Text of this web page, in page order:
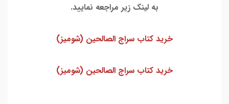
به لینک زیر مراجعه نمایید.
خرید کتاب سراج الصالحین (شومیز)
خرید کتاب سراج الصالحین (شومیز)